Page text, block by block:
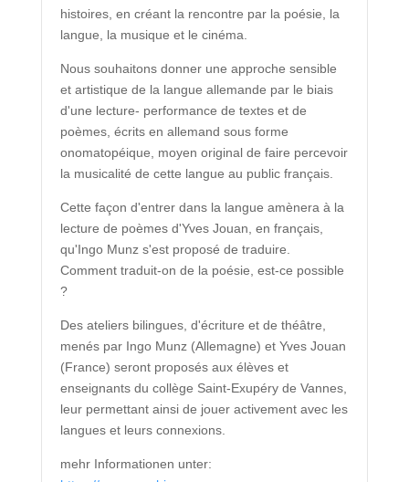
histoires, en créant la rencontre par la poésie, la
langue, la musique et le cinéma.
Nous souhaitons donner une approche sensible
et artistique de la langue allemande par le biais
d'une lecture- performance de textes et de
poèmes, écrits en allemand sous forme
onomatopéique, moyen original de faire percevoir
la musicalité de cette langue au public français.
Cette façon d'entrer dans la langue amènera à la
lecture de poèmes d'Yves Jouan, en français,
qu'Ingo Munz s'est proposé de traduire.
Comment traduit-on de la poésie, est-ce possible
?
Des ateliers bilingues, d'écriture et de théâtre,
menés par Ingo Munz (Allemagne) et Yves Jouan
(France) seront proposés aux élèves et
enseignants du collège Saint-Exupéry de Vannes,
leur permettant ainsi de jouer activement avec les
langues et leurs connexions.
mehr Informationen unter: